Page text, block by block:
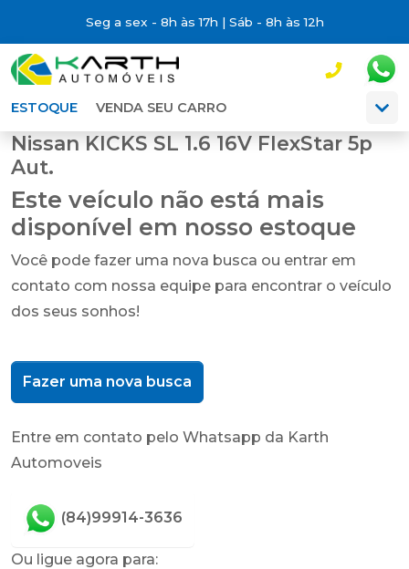
Seg a sex - 8h às 17h | Sáb - 8h às 12h
ESTOQUE VENDA SEU CARRO
Nissan KICKS SL 1.6 16V FlexStar 5p
Aut.
Este veículo não está mais
disponível em nosso estoque
Você pode fazer uma nova busca ou entrar em
contato com nossa equipe para encontrar o veículo
dos seus sonhos!
Fazer uma nova busca
Entre em contato pelo Whatsapp da Karth
Automoveis
(84)99914-3636
Ou ligue agora para: